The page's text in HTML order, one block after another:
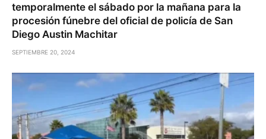
temporalmente el sábado por la mañana para la
procesión fúnebre del oficial de policía de San
Diego Austin Machitar
SEPTIEMBRE 20, 2024